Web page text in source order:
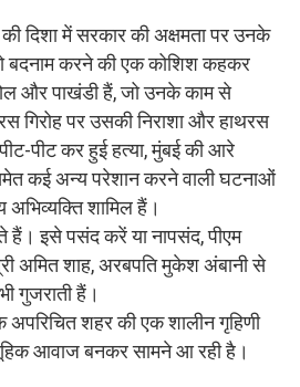
की दिशा में सरकार की अक्षमता पर उनके
बदनाम करने की एक कोशिश कहकर
और पाखंडी हैं, जो उनके काम से
गिरोह पर उसकी निराशा और हाथरस
पीट कर हुई हत्या, मुंबई की आरे
कई अन्य परेशान करने वाली घटनाओं
अभिव्यक्ति शामिल हैं।
हैं। इसे पसंद करें या नापसंद, पीएम
अमित शाह, अरबपति मुकेश अंबानी से
गुजराती हैं।
शहर की एक शालीन गृहिणी
आवाज बनकर सामने आ रही है।